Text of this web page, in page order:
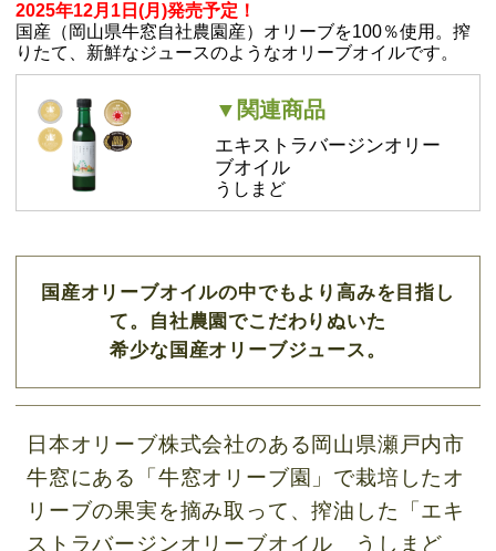
2025年12月1日(月)発売予定！
国産（岡山県牛窓自社農園産）オリーブを100％使用。搾
りたて、新鮮なジュースのようなオリーブオイルです。
▼関連商品
エキストラバージンオリー
ブオイル
うしまど
国産オリーブオイルの中でもより高みを目指し
て。自社農園でこだわりぬいた
希少な国産オリーブジュース。
日本オリーブ株式会社のある岡山県瀬戸内市
牛窓にある「牛窓オリーブ園」で栽培したオ
リーブの果実を摘み取って、搾油した「エキ
ストラバージンオリーブオイル うしまど